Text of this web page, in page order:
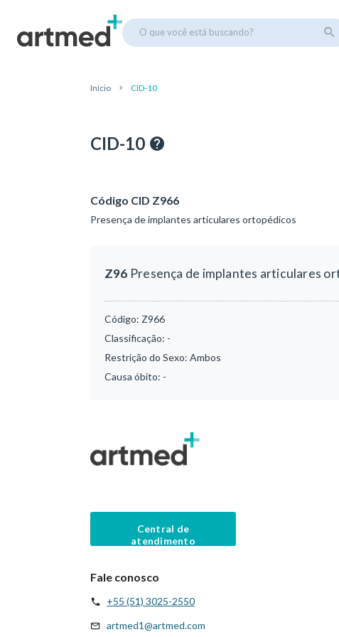
O que você está buscando?
Início CID-10
CID-10
Código CID Z966
Presença de implantes articulares ortopédicos
Z96 Presença de implantes articulares
Código: Z966
Classificação: -
Restrição do Sexo: Ambos
Causa óbito: -
Central de
atendimento
Fale conosco
+55 (51) 3025-2550
artmed1@artmed.com